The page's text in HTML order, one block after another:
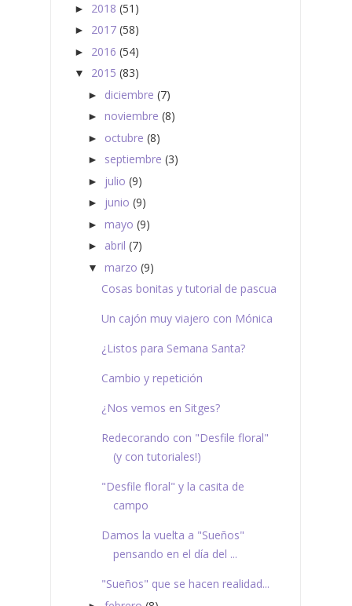
► 2018 (51)
► 2017 (58)
► 2016 (54)
▼ 2015 (83)
► diciembre (7)
► noviembre (8)
► octubre (8)
► septiembre (3)
► julio (9)
► junio (9)
► mayo (9)
► abril (7)
▼ marzo (9)
Cosas bonitas y tutorial de pascua
Un cajón muy viajero con Mónica
¿Listos para Semana Santa?
Cambio y repetición
¿Nos vemos en Sitges?
Redecorando con "Desfile floral"
(y con tutoriales!)
"Desfile floral" y la casita de
campo
Damos la vuelta a "Sueños"
pensando en el día del ...
"Sueños" que se hacen realidad...